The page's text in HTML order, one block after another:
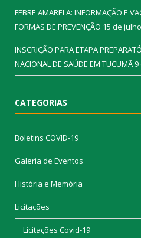
FEBRE AMARELA: INFORMAÇÃO E
FORMAS DE PREVENÇÃO 15 de
INSCRIÇÃO PARA ETAPA
NACIONAL DE SAÚDE EM TUCUMÃ9
CATEGORIAS
Boletins COVID-19
Galeria de Eventos
História e Memória
Licitações
Licitações Covid-19